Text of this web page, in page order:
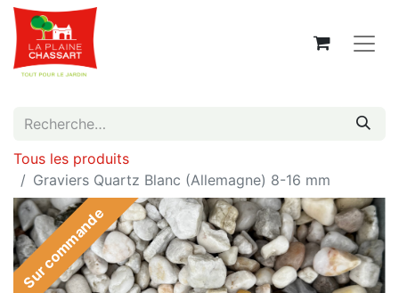
Tous les produits
Graviers Quartz Blanc (Allemagne) 8-16 mm
Sur commande